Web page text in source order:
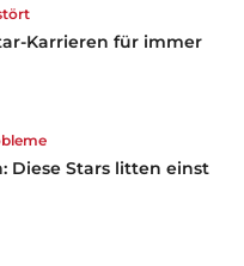
Karrieren für immer
Diese Stars litten einst